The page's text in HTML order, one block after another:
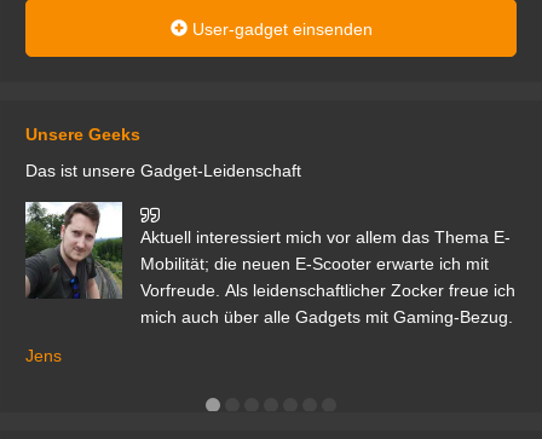
User-gadget einsenden
Unsere Geeks
Das ist unsere Gadget-Leidenschaft
Aktuell interessiert mich vor allem das Thema E-
Mobilität; die neuen E-Scooter erwarte ich mit
Vorfreude. Als leidenschaftlicher Zocker freue ich
mich auch über alle Gadgets mit Gaming-Bezug.
Jens